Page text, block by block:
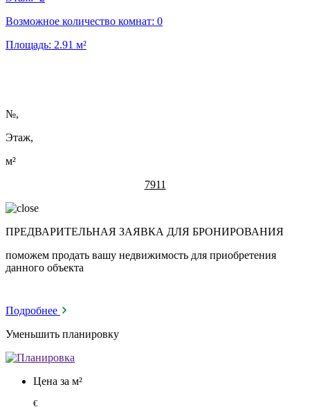
Возможное количество комнат: 0
Площадь: 2.91 м²
№,
Этаж,
м²
7911
ПРЕДВАРИТЕЛЬНАЯ ЗАЯВКА ДЛЯ БРОНИРОВАНИЯ
поможем продать вашу недвижимость для приобретения
данного объекта
Подробнее
Уменьшить планировку
Цена за м²
€